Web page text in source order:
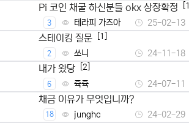
Pi 코인 채굴 하신분들 okx 상장확정 [1]
3 테라피 가즈아 25-02-13
스테이킹 질문 [1]
2 쏘니 24-11-18
내가 왔당 [2]
6 쥭쥭 24-07-11
채금 이유가 무엇입니까?
18 junghc 24-02-29